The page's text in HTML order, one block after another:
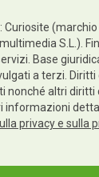
Curiosite
S.L.).
Base
a terzi.
nonché altri diritti
privacy e sulla